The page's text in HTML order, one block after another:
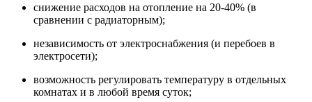
снижение расходов на отопление на 20-40% (в
сравнении с радиаторным);
независимость от электроснабжения (и перебоев в
электросети);
возможность регулировать температуру в отдельных
комнатах и в любой время суток;